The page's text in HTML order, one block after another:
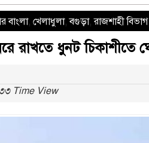
বাংলা, খেলাধুলা,বগুড়া,রাজশাহী বিভাগ
রাখতে ধুনট
Time View